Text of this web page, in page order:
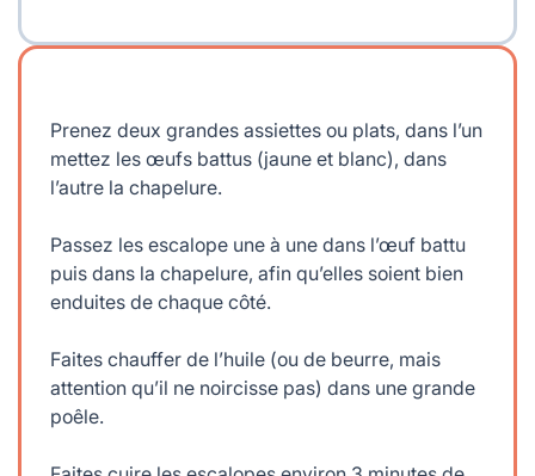
Prenez deux grandes assiettes ou plats, dans l’un
mettez les œufs battus (jaune et blanc), dans
l’autre la chapelure.
Passez les escalope une à une dans l’œuf battu
puis dans la chapelure, afin qu’elles soient bien
enduites de chaque côté.
Faites chauffer de l’huile (ou de beurre, mais
attention qu’il ne noircisse pas) dans une grande
poêle.